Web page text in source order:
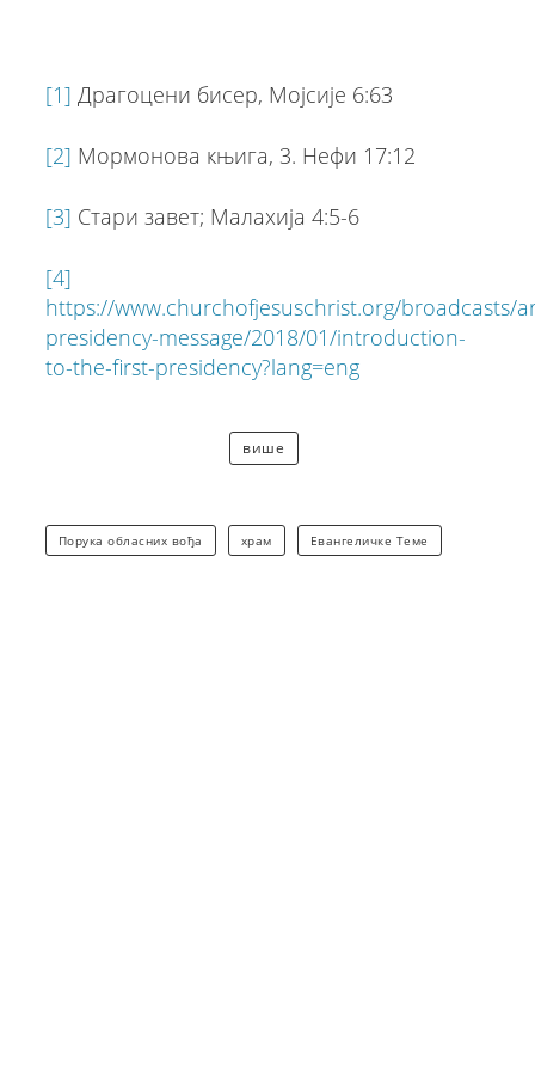
[1] Драгоцени бисер, Moјсије 6:63
[2] Мормонова књига, 3. Нефи 17:12
[3] Стари завет; Maлахија 4:5-6
[4]
https://www.churchofjesuschrist.org/broadcasts/
presidency-message/2018/01/introduction-
to-the-first-presidency?lang=eng
више
Порука обласних вођа храм Евангеличке Теме